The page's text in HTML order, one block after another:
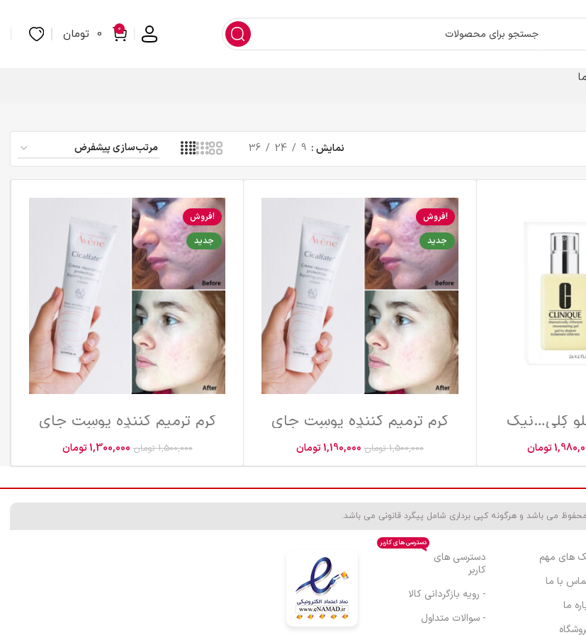
0
0 تومان
نمایش 9
24
36
کلی…نیک
تومان
فروش!
جدید
کرم ترمیم کننده پوست جای
جوش و سوختگی و لک و زخم
حجم 100 میل (اورجیینال)
1,500,000 تومان 1,190,000تومان
فروش!
جدید
کرم ترمیم کننده پوست جای
جوش و سوختگی و لک و زخم
حجم 100 میل (اورجیینال)
1,500,000 تومان 1,300,000تومان
می باشد و هرگونه کپی برداری شامل پیگرد قانونی می باشد.
های مهم
با ما
ما
دسترسی های
کاربر
دسترسی های کاربر
- رویه بازگردانی کالا
- سوالات متداول